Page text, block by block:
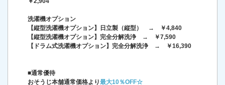
洗濯機オプション
【縦型洗濯機オプション】日立製（縦型） → ￥4,840
【縦型洗濯機オプション】完全分解洗浄 → ￥7,590
【ドラム式洗濯機オプション】完全分解洗浄 → ￥16,390
■通常優待
おそうじ本舗通常価格より最大10％OFF☆